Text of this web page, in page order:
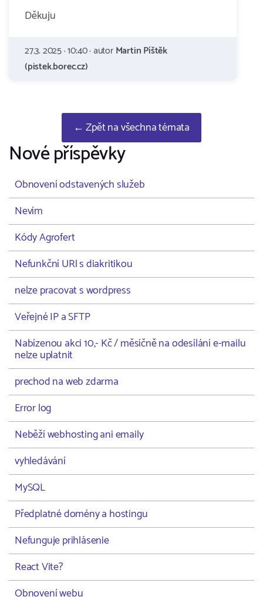
Děkuju
27.3. 2025 · 10:40 · autorMartin Píštěk
(pistek.borec.cz)
← Zpět na všechna témata
Nové příspěvky
Obnovení odstavených služeb
Nevím
Kódy Agrofert
Nefunkční URl s diakritikou
nelze pracovat s wordpress
Veřejné IP a SFTP
Nabízenou akci 10,- Kč / měsíčně na odesílání e-mailu
nelze uplatnit
prechod na web zdarma
Error log
Neběží webhosting ani emaily
vyhledávání
MySQL
Předplatné domény a hostingu
Nefunguje prihlásenie
React Vite?
Obnovení webu